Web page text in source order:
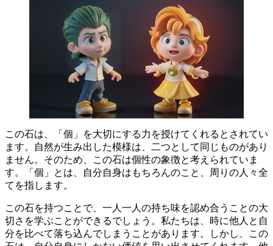
この石は、 「個」を大切にする力 を授けてくれるとされてい
ます。自然が生み出した模様は、二つとして同じものがあり
ません。そのため、この石は個性の象徴と考えられていま
す。「個」とは、自分自身はもちろんのこと、周りの人々全
てを指します。
この石を持つことで、 一人一人の持ち味を認め合うことの大
切さ を学ぶことができるでしょう。私たちは、時に他人と自
分を比べて落ち込んでしまうことがあります。しかし、この